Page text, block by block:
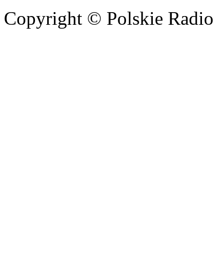
Copyright © Polskie